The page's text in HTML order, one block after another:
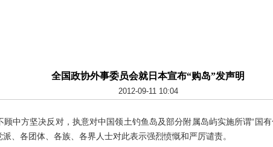
全国政协外事委员会就日本宣布“购岛”发声明
2012-09-11 10:04
方坚决反对，执意对中国领土钓鱼岛及部分附属岛屿实施所谓“国有
、各团体、各族、各界人士对此表示强烈愤慨和严厉谴责。